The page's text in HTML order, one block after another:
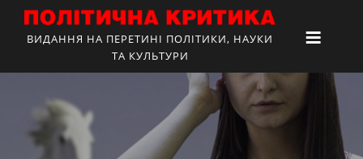
ВИДАННЯ НА ПЕРЕТИНІ ПОЛІТИКИ, НАУКИ
ТА КУЛЬТУРИ